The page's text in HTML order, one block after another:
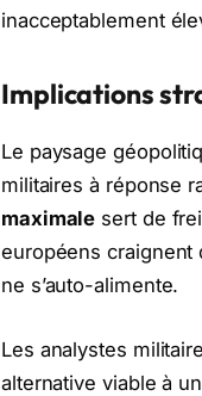
inacceptablement
Implications
Le paysage
militaires à réponse
maximale sert de
européens craignent
ne s’auto-alimente.
Les analystes
alternative viable à